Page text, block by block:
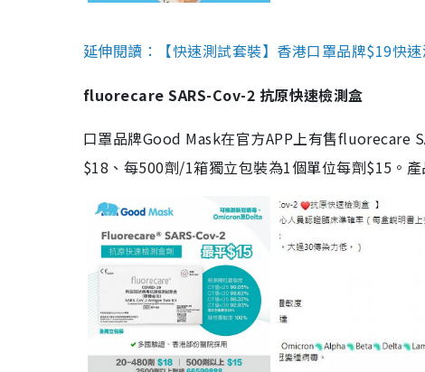
延伸閱讀：【快速測試套裝】香港口罩品牌$19快
fluorecare SARS-Cov-2 抗原快速檢測盒
口罩品牌Good Mask在官方APP上有售fluorecare
$18、每500劑/1箱獨立包裝為1個單位每劑$15。